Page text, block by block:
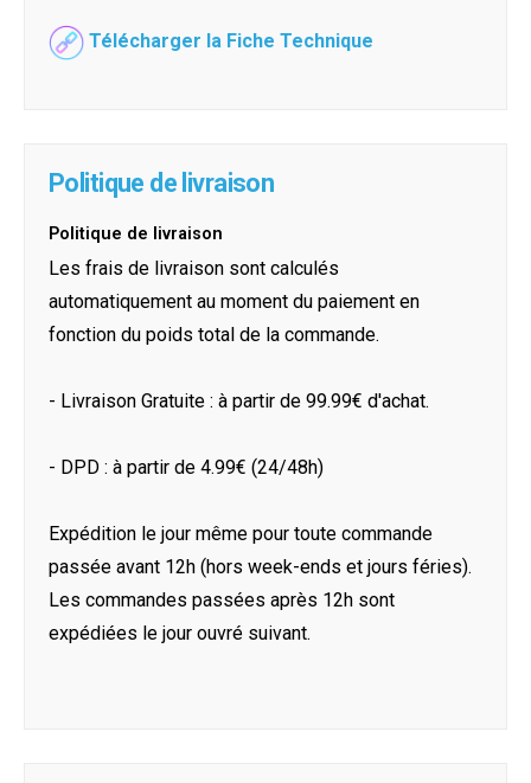
Télécharger la Fiche Technique
Politique de livraison
Politique de livraison
Les frais de livraison sont calculés
automatiquement au moment du paiement en
fonction du poids total de la commande.
- Livraison Gratuite : à partir de 99.99€ d'achat.
- DPD : à partir de 4.99€ (24/48h)
Expédition le jour même pour toute commande
passée avant 12h (hors week-ends et jours féries).
Les commandes passées après 12h sont
expédiées le jour ouvré suivant.